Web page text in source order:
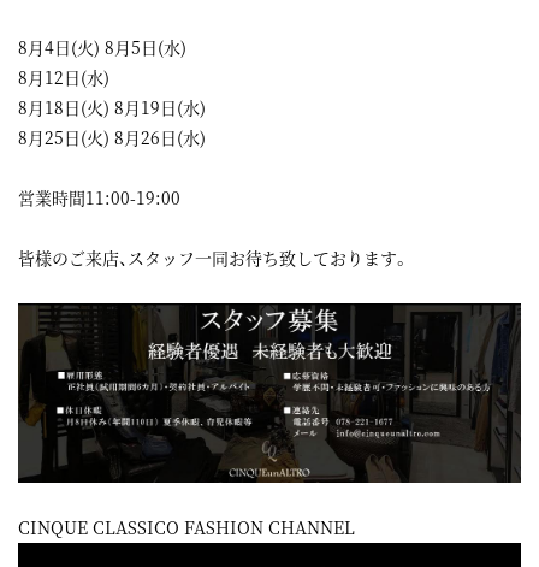
8月4日(火) 8月5日(水)
8月12日(水)
8月18日(火) 8月19日(水)
8月25日(火) 8月26日(水)
営業時間11:00-19:00
皆様のご来店、スタッフ一同お待ち致しております。
CINQUE CLASSICO FASHION CHANNEL